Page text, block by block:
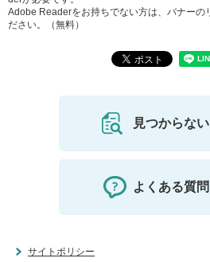
Adobe Readerをお持ちでない方は、バナーの
ださい。（無料）
見つからな
よくある質
サイトポリシー